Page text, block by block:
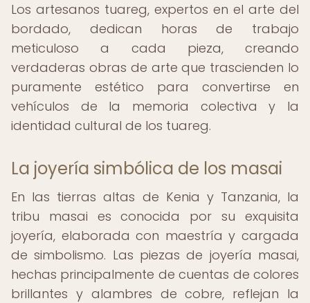
Los artesanos tuareg, expertos en el arte del
bordado, dedican horas de trabajo
meticuloso a cada pieza, creando
verdaderas obras de arte que trascienden lo
puramente estético para convertirse en
vehículos de la memoria colectiva y la
identidad cultural de los tuareg.
La joyería simbólica de los masai
En las tierras altas de Kenia y Tanzania, la
tribu masai es conocida por su exquisita
joyería, elaborada con maestría y cargada
de simbolismo. Las piezas de joyería masai,
hechas principalmente de cuentas de colores
brillantes y alambres de cobre, reflejan la